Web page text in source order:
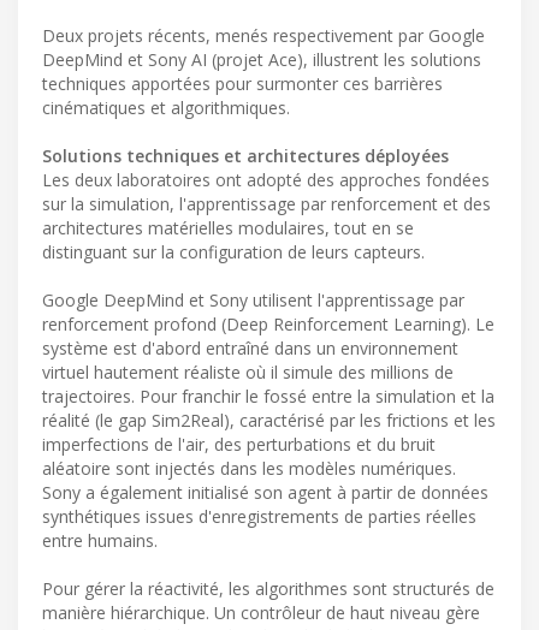
Deux projets récents, menés respectivement par Google
DeepMind et Sony AI (projet Ace), illustrent les solutions
techniques apportées pour surmonter ces barrières
cinématiques et algorithmiques.
Solutions techniques et architectures déployées
Les deux laboratoires ont adopté des approches fondées
sur la simulation, l'apprentissage par renforcement et des
architectures matérielles modulaires, tout en se
distinguant sur la configuration de leurs capteurs.
Google DeepMind et Sony utilisent l'apprentissage par
renforcement profond (Deep Reinforcement Learning). Le
système est d'abord entraîné dans un environnement
virtuel hautement réaliste où il simule des millions de
trajectoires. Pour franchir le fossé entre la simulation et la
réalité (le gap Sim2Real), caractérisé par les frictions et les
imperfections de l'air, des perturbations et du bruit
aléatoire sont injectés dans les modèles numériques.
Sony a également initialisé son agent à partir de données
synthétiques issues d'enregistrements de parties réelles
entre humains.
Pour gérer la réactivité, les algorithmes sont structurés de
manière hiérarchique. Un contrôleur de haut niveau gère